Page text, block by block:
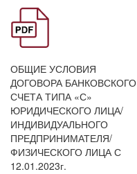
ОБЩИЕ УСЛОВИЯ
ДОГОВОРА БАНКОВСКОГО
СЧЕТА ТИПА «С»
ЮРИДИЧЕСКОГО ЛИЦА/
ИНДИВИДУАЛЬНОГО
ПРЕДПРИНИМАТЕЛЯ/
ФИЗИЧЕСКОГО ЛИЦА С
12.01.2023г.